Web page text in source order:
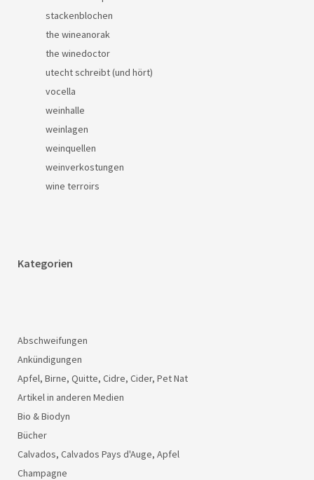
stackenblochen
the wineanorak
the winedoctor
utecht schreibt (und hört)
vocella
weinhalle
weinlagen
weinquellen
weinverkostungen
wine terroirs
Kategorien
Abschweifungen
Ankündigungen
Apfel, Birne, Quitte, Cidre, Cider, Pet Nat
Artikel in anderen Medien
Bio & Biodyn
Bücher
Calvados, Calvados Pays d'Auge, Apfel
Champagne